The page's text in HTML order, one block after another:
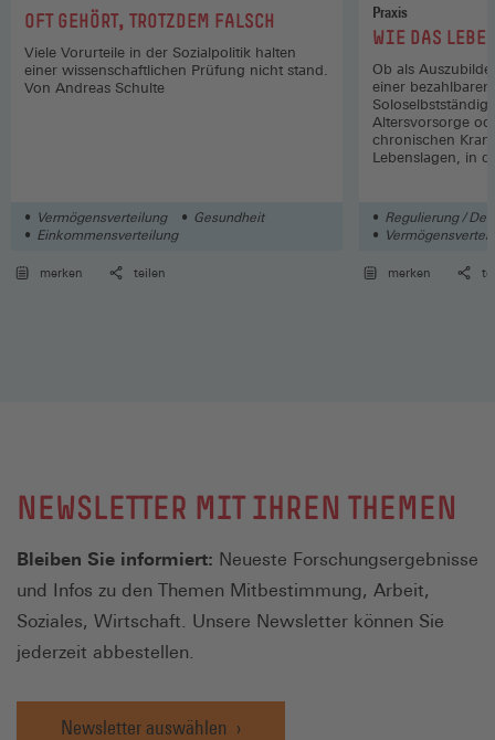
:OFT GEHÖRT, TROTZDEM FALSCH
Viele Vorurteile in der Sozialpolitik halten
einer wissenschaftlichen Prüfung nicht stand.
Von Andreas Schulte
Vermögensverteilung
Gesundheit
Einkommensverteilung
merken teilen
Praxis
:WIE DAS
Ob als
einer
Altersvorsorge
chronischen
Lebenslagen, in
Regulierung /
merken
NEWSLETTER MIT IHREN THEMEN
Bleiben Sie informiert: Neueste Forschungsergebnisse
und Infos zu den Themen Mitbestimmung, Arbeit,
Soziales, Wirtschaft. Unsere Newsletter können Sie
jederzeit abbestellen.
Newsletter auswählen